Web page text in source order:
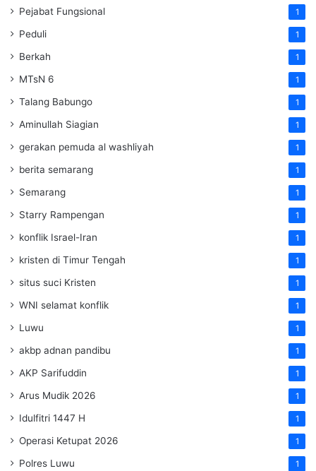
Pejabat Fungsional 1
Peduli 1
Berkah 1
MTsN 6 1
Talang Babungo 1
Aminullah Siagian 1
gerakan pemuda al washliyah 1
berita semarang 1
Semarang 1
Starry Rampengan 1
konflik Israel-Iran 1
kristen di Timur Tengah 1
situs suci Kristen 1
WNI selamat konflik 1
Luwu 1
akbp adnan pandibu 1
AKP Sarifuddin 1
Arus Mudik 2026 1
Idulfitri 1447 H 1
Operasi Ketupat 2026 1
Polres Luwu 1